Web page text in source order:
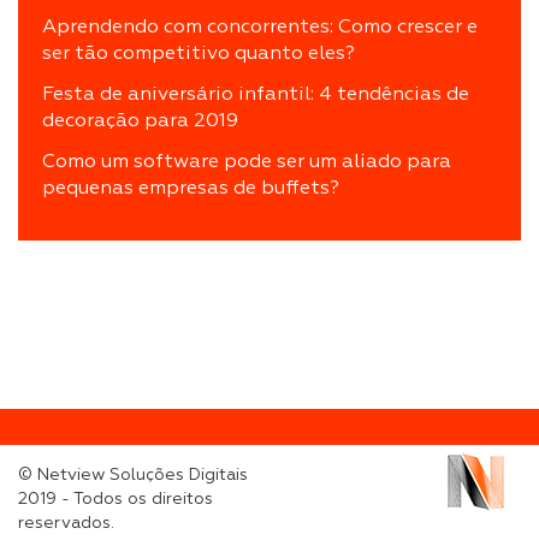
Aprendendo com concorrentes: Como crescer e
ser tão competitivo quanto eles?
Festa de aniversário infantil: 4 tendências de
decoração para 2019
Como um software pode ser um aliado para
pequenas empresas de buffets?
© Netview Soluções Digitais
2019 - Todos os direitos
reservados.